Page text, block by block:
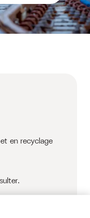
en recyclage